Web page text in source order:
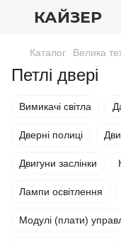
КАЙЗЕР
Каталог Велика
Петлі двері
Вимикачі світла
Дверні полиці
Двигуни заслінки
Лампи освітлення
Модулі (плати)